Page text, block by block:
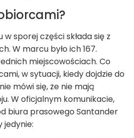
sporej części składa się z
W marcu było ich 167.
miejscowościach. Co
w sytuacji, kiedy dojdzie do
mówi się, że nie mają
W oficjalnym komunikacie,
biura prasowego Santander
jedynie: